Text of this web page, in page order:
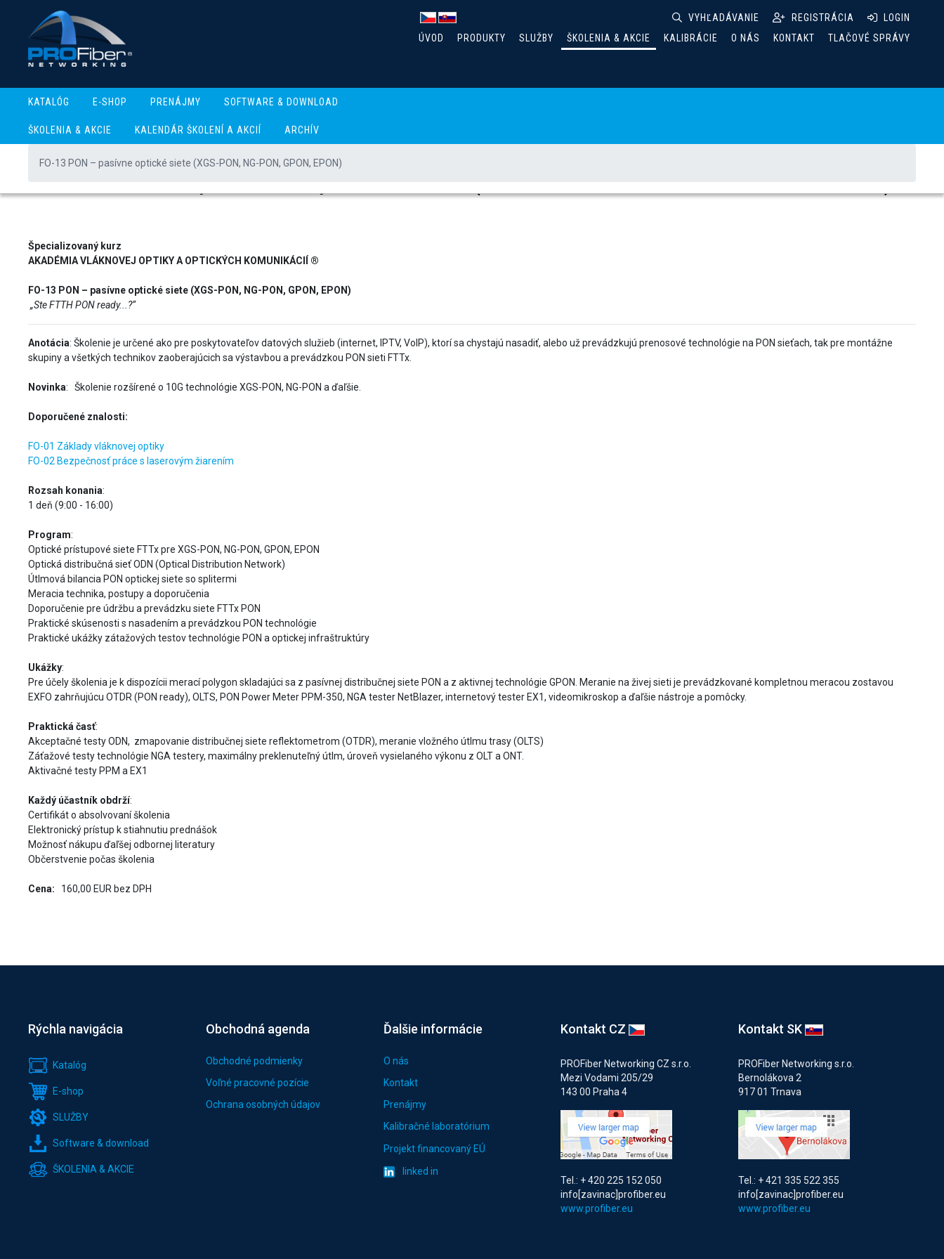
VYHĽADÁVANIE REGISTRÁCIA
LOGIN
ÚVOD
PRODUKTY SLUŽBY ŠKOLENIA & AKCIE KALIBRÁCIE O NÁS KONTAKT TLAČOVÉ SPRÁVY
KATALÓG E-SHOP PRENÁJMY SOFTWARE & DOWNLOAD
ŠKOLENIA & AKCIE KALENDÁR ŠKOLENÍ A AKCIÍ ARCHÍV
FO-13 PON – pasívne optické siete (XGS-PON, NG-PON, GPON, EPON)
FO-13 PON – pasívne optické siete (XGS-PON, NG-PON, GPON, EPON)
Špecializovaný kurz
AKADÉMIA VLÁKNOVEJ OPTIKY A OPTICKÝCH KOMUNIKÁCIÍ ®
FO-13 PON – pasívne optické siete (XGS-PON, NG-PON, GPON, EPON)
„Ste FTTH PON ready...?“
Anotácia: Školenie je určené ako pre poskytovateľov datových služieb (internet, IPTV, VoIP), ktorí sa chystajú nasadiť, alebo už prevádzkujú prenosové technológie na PON sieťach, tak pre montážne
skupiny a všetkých technikov zaoberajúcich sa výstavbou a prevádzkou PON sieti FTTx.
Novinka: Školenie rozšírené o 10G technológie XGS-PON, NG-PON a ďaľšie.
Doporučené znalosti:
FO-01 Základy vláknovej optiky
FO-02 Bezpečnosť práce s laserovým žiarením
Rozsah konania:
1 deň (9:00 - 16:00)
Program:
Optické prístupové siete FTTx pre XGS-PON, NG-PON, GPON, EPON
Optická distribučná sieť ODN (Optical Distribution Network)
Útlmová bilancia PON optickej siete so splitermi
Meracia technika, postupy a doporučenia
Doporučenie pre údržbu a prevádzku siete FTTx PON
Praktické skúsenosti s nasadením a prevádzkou PON technológie
Praktické ukážky zátažových testov technológie PON a optickej infraštruktúry
Ukážky:
Pre účely školenia je k dispozícii merací polygon skladajúci sa z pasívnej distribučnej siete PON a z aktivnej technológie GPON. Meranie na živej sieti je prevádzkované kompletnou meracou zostavou
EXFO zahrňujúcu OTDR (PON ready), OLTS, PON Power Meter PPM-350, NGA tester NetBlazer, internetový tester EX1, videomikroskop a ďaľšie nástroje a pomôcky.
Praktická časť:
Akceptačné testy ODN, zmapovanie distribučnej siete reflektometrom (OTDR), meranie vložného útlmu trasy (OLTS)
Záťažové testy technológie NGA testery, maximálny preklenuteľný útlm, úroveň vysielaného výkonu z OLT a ONT.
Aktivačné testy PPM a EX1
Každý účastník obdrží:
Certifikát o absolvovaní školenia
Elektronický prístup k stiahnutiu prednášok
Možnosť nákupu ďaľšej odbornej literatury
Občerstvenie počas školenia
Cena: 160,00 EUR bez DPH
Rýchla navigácia
Katalóg
E-shop
SLUŽBY
Software & download
ŠKOLENIA & AKCIE
Obchodná agenda
Obchodné podmienky
Voľné pracovné pozície
Ochrana osobných údajov
Ďalšie informácie
O nás
Kontakt
Prenájmy
Kalibračné laboratórium
Projekt financovaný EÚ
linked in
Kontakt CZ
PROFiber Networking CZ s.r.o.
Mezi Vodami 205/29
143 00 Praha 4
Tel.: + 420 225 152 050
info[zavinac]profiber.eu
www.profiber.eu
Kontakt SK
PROFiber Networking s.r.o.
Bernolákova 2
917 01 Trnava
Tel.: + 421 335 522 355
info[zavinac]profiber.eu
www.profiber.eu